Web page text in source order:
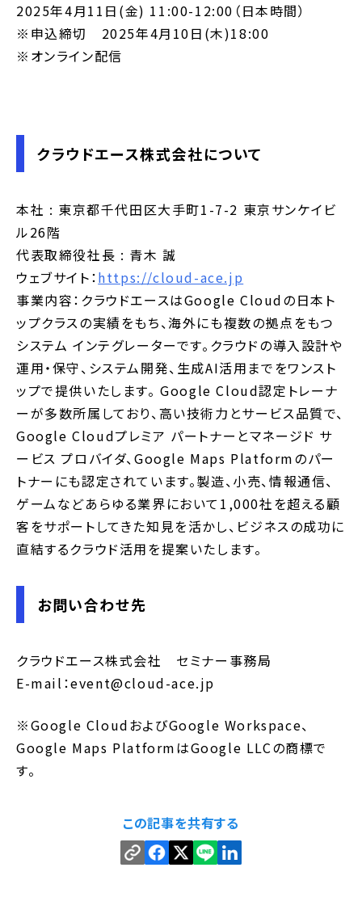
2025年4月11日(金) 11:00-12:00（日本時間）
※申込締切 2025年4月10日(木)18:00
※オンライン配信
クラウドエース株式会社について
本社 : 東京都千代田区大手町1-7-2 東京サンケイビ
ル26階
代表取締役社長 : 青木 誠
ウェブサイト：https://cloud-ace.jp
事業内容：クラウドエースはGoogle Cloudの日本ト
ップクラスの実績をもち、海外にも複数の拠点をもつ
システム インテグレーターです。クラウドの導入設計や
運用・保守、システム開発、生成AI活用までをワンスト
ップで提供いたします。 Google Cloud認定トレーナ
ーが多数所属しており、高い技術力とサービス品質で、
Google Cloudプレミア パートナーとマネージド サ
ービス プロバイダ、Google Maps Platformのパー
トナーにも認定されています。製造、小売、情報通信、
ゲームなどあらゆる業界において1,000社を超える顧
客をサポートしてきた知見を活かし、ビジネスの成功に
直結するクラウド活用を提案いたします。
お問い合わせ先
クラウドエース株式会社 セミナー事務局
E-mail：event@cloud-ace.jp
※Google CloudおよびGoogle Workspace、
Google Maps PlatformはGoogle LLCの商標で
す。
この記事を共有する